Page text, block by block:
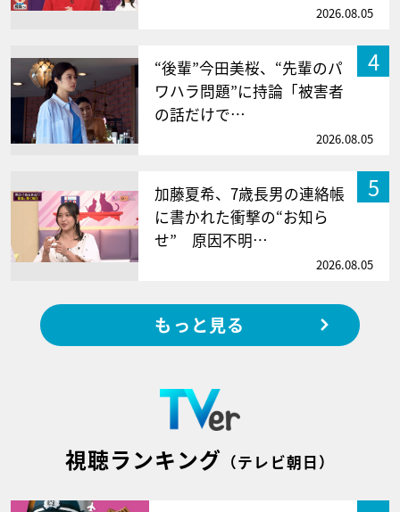
2026.08.05
4
“後輩”今田美桜、“先輩のパ
ワハラ問題”に持論「被害者
の話だけで…
2026.08.05
5
加藤夏希、7歳長男の連絡帳
に書かれた衝撃の“お知ら
せ” 原因不明…
2026.08.05
もっと見る
視聴ランキング （テレビ朝日）